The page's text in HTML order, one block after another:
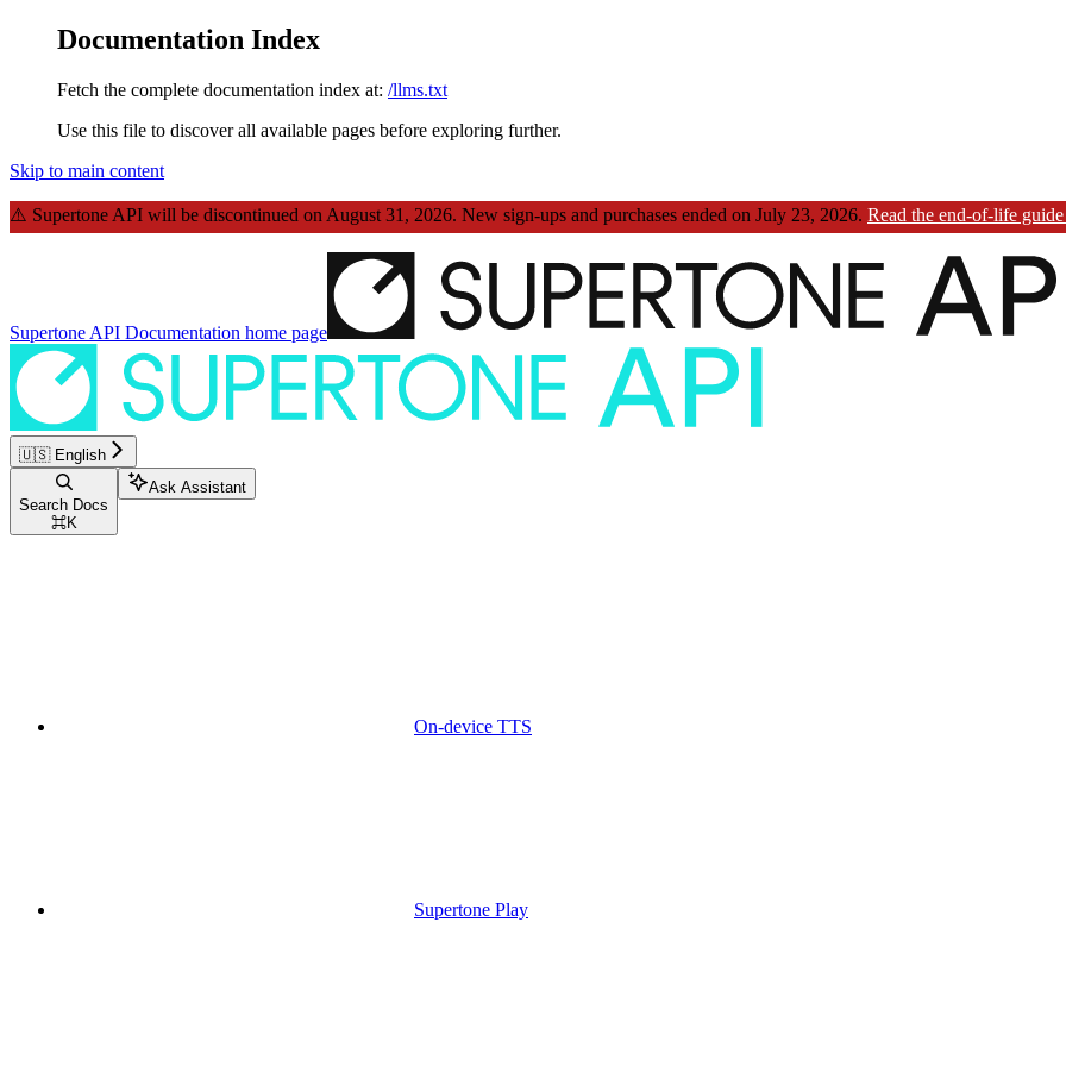
Documentation Index
Fetch the complete documentation index at: /llms.txt
Use this file to discover all available pages before exploring further.
Skip to main content
⚠️ Supertone API will be discontinued on August 31, 2026. New sign-ups and purchases ended on July 23, 2026. Read the end-of-life
Supertone API Documentation home page
🇺🇸 English
Search Docs
⌘K
Ask Assistant
On-device TTS
Supertone Play